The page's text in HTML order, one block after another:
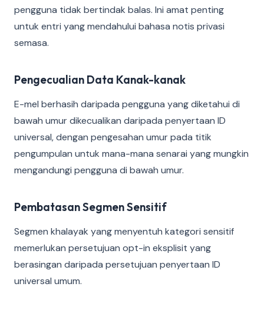
pengguna tidak bertindak balas. Ini amat penting
untuk entri yang mendahului bahasa notis privasi
semasa.
Pengecualian Data Kanak-kanak
E-mel berhasih daripada pengguna yang diketahui di
bawah umur dikecualikan daripada penyertaan ID
universal, dengan pengesahan umur pada titik
pengumpulan untuk mana-mana senarai yang mungkin
mengandungi pengguna di bawah umur.
Pembatasan Segmen Sensitif
Segmen khalayak yang menyentuh kategori sensitif
memerlukan persetujuan opt-in eksplisit yang
berasingan daripada persetujuan penyertaan ID
universal umum.